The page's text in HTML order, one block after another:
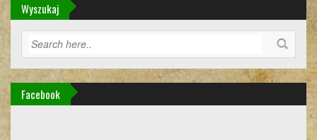
Wyszukaj
Facebook